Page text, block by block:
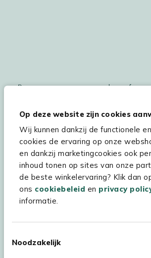
Op deze website zijn cookies
Wij kunnen dankzij de functionele
cookies de ervaring op onze
en dankzij marketingcookies ook
inhoud tonen op sites van onze
de beste winkelervaring? Klik dan
ons cookiebeleid en privacy
informatie.
Noodzakelijk
De persoonsgegegevens worden conform
Hulp & service
Assortiment
Kees Smit Tuinmeubelen
Experience Stores XXL